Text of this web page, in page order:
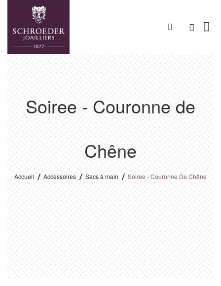
Soiree - Couronne de
Chêne
Accueil Accessoires Sacs à main Soiree - Couronne De Chêne